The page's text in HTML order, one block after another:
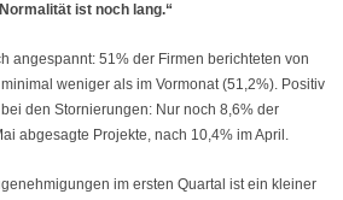
ist noch lang.“
angespannt: 51% der Firmen berichteten von
weniger als im Vormonat (51,2%). Positiv
den Stornierungen: Nur noch 8,6% der
abgesagte Projekte, nach 10,4% im April.
im ersten Quartal ist ein kleiner